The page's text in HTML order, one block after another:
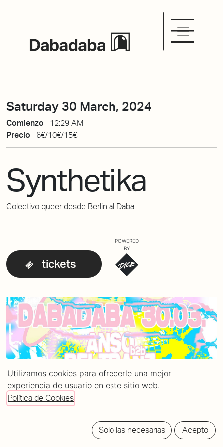
Saturday 30 March, 2024
Comienzo_
12:29 AM
Precio_ 6€/10€/15€
Synthetika
Colectivo queer desde Berlin al Daba
tickets
POWERED
BY
Utilizamos cookies para ofrecerle una mejor
experiencia de usuario en este sitio web.
Política de Cookies
Solo las necesarias Acepto